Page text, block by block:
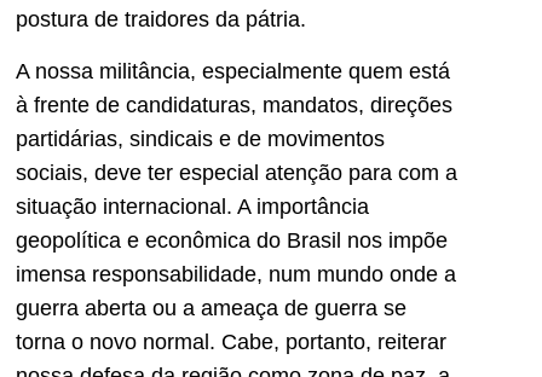
postura de traidores da pátria.
A nossa militância, especialmente quem está
à frente de candidaturas, mandatos, direções
partidárias, sindicais e de movimentos
sociais, deve ter especial atenção para com a
situação internacional. A importância
geopolítica e econômica do Brasil nos impõe
imensa responsabilidade, num mundo onde a
guerra aberta ou a ameaça de guerra se
torna o novo normal. Cabe, portanto, reiterar